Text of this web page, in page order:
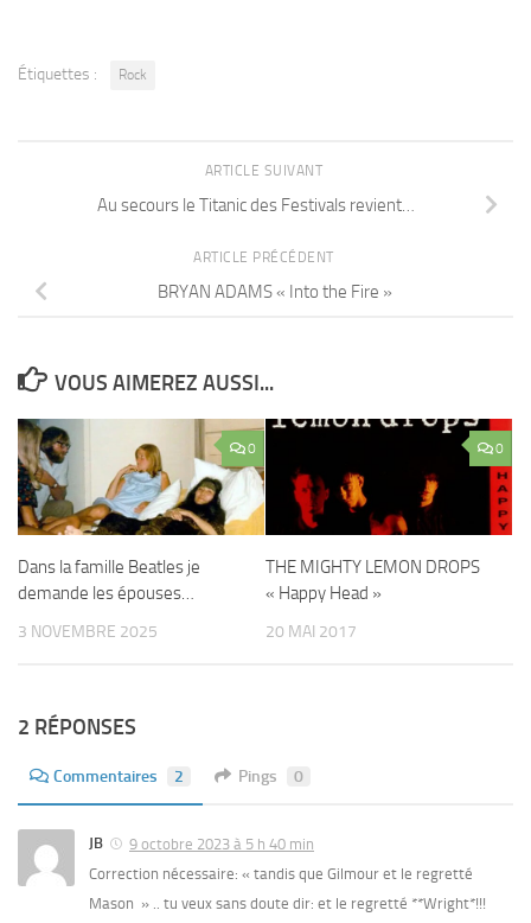
Étiquettes : Rock
ARTICLE SUIVANT
Au secours le Titanic des Festivals revient…
ARTICLE PRÉCÉDENT
BRYAN ADAMS « Into the Fire »
VOUS AIMEREZ AUSSI...
0
Dans la famille Beatles je
demande les épouses…
3 NOVEMBRE 2025
0
THE MIGHTY LEMON DROPS
« Happy Head »
20 MAI 2017
2 RÉPONSES
Commentaires 2 Pings 0
JB
9 octobre 2023 à 5 h 40 min
Correction nécessaire: « tandis que Gilmour et le regretté
Mason » .. tu veux sans doute dir: et le regretté **Wright*!!!